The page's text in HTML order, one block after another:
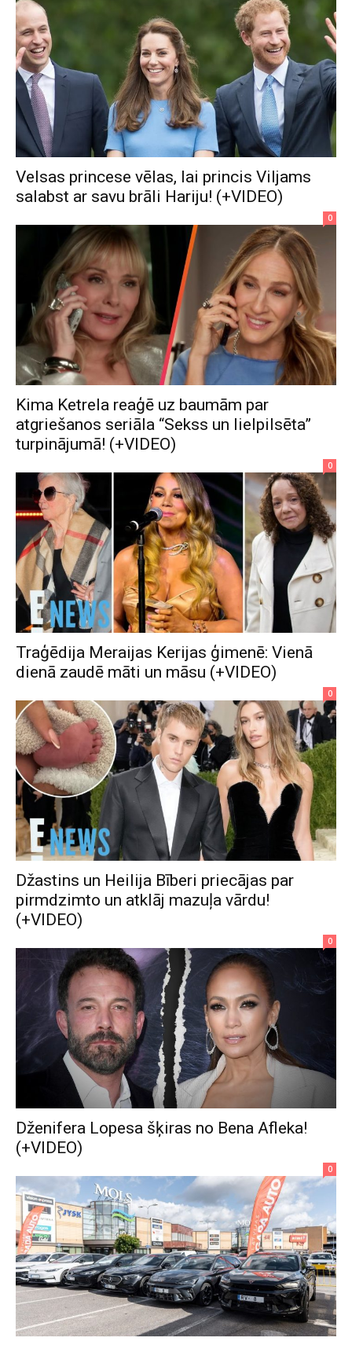
Velsas princese vēlas, lai princis Viljams
salabst ar savu brāli Hariju! (+VIDEO)
0
Kima Ketrela reaģē uz baumām par
atgriešanos seriāla “Sekss un lielpilsēta”
turpinājumā! (+VIDEO)
0
Traģēdija Meraijas Kerijas ģimenē: Vienā
dienā zaudē māti un māsu (+VIDEO)
0
Džastins un Heilija Bīberi priecājas par
pirmdzimto un atklāj mazuļa vārdu!
(+VIDEO)
0
Dženifera Lopesa šķiras no Bena Afleka!
(+VIDEO)
0